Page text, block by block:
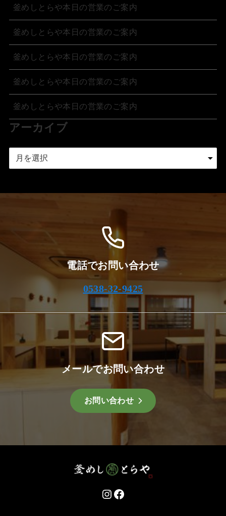
釜めしとらや本日の営業のご案内
釜めしとらや本日の営業のご案内
釜めしとらや本日の営業のご案内
釜めしとらや本日の営業のご案内
釜めしとらや本日の営業のご案内
アーカイブ
電話でお問い合わせ
0538-32-9425
メールでお問い合わせ
お問い合わせ
Instagram
Facebook